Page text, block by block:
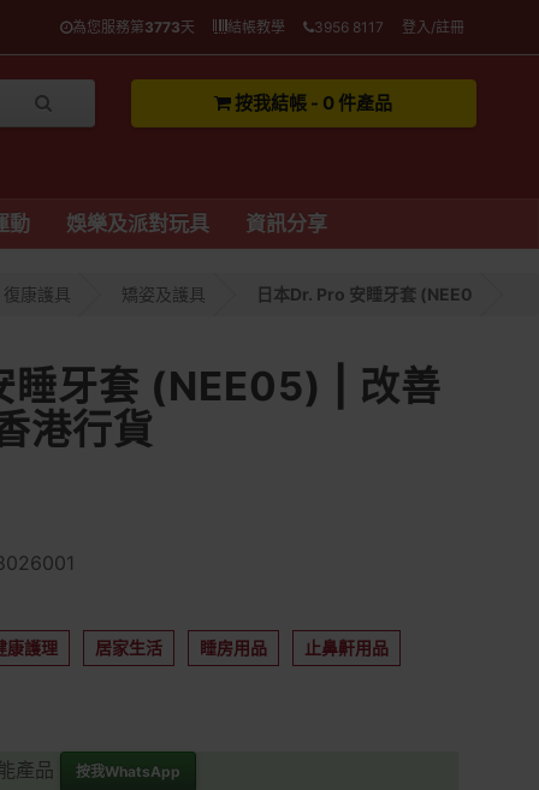
為您服務第3773天 結帳教學 3956 8117 登入/註冊
按我結帳 - 0 件產品
動 娛樂及派對玩具 資訊分享
復康護具 矯姿及護具 日本Dr. Pro 安睡牙套 (NEE0
睡牙套 (NEE05) | 改善
港行貨
康護理 居家生活 睡房用品 止鼻鼾用品
產品 按我WhatsApp